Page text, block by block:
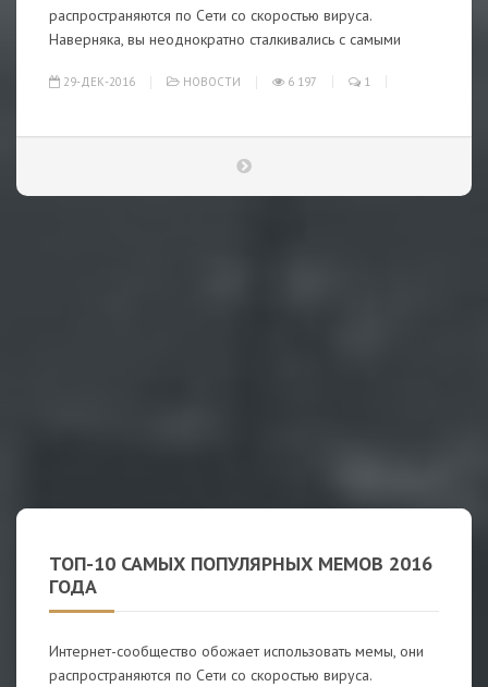
распространяются по Сети со скоростью вируса.
Наверняка, вы неоднократно сталкивались с самыми
29-ДЕК-2016 НОВОСТИ 6 197 1
ТОП-10 САМЫХ ПОПУЛЯРНЫХ МЕМОВ 2016
ГОДА
Интернет-сообщество обожает использовать мемы, они
распространяются по Сети со скоростью вируса.